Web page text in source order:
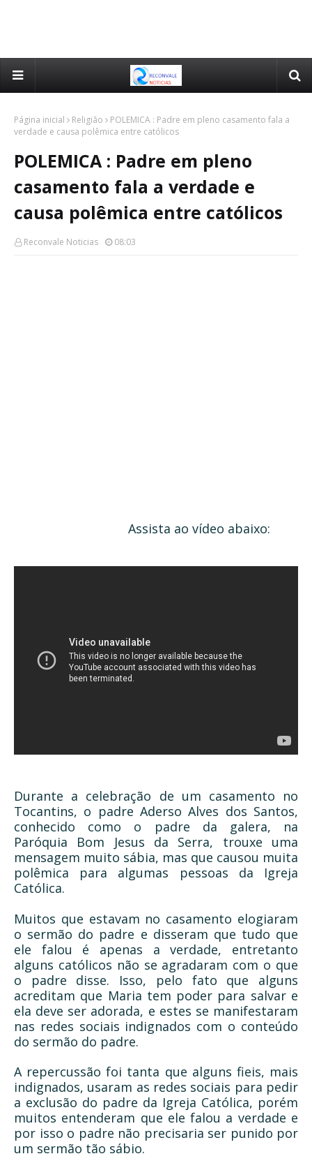
Página inicial Religião
POLEMICA : Padre em pleno casamento fala a
verdade e causa polêmica entre católicos
POLEMICA : Padre em pleno
casamento fala a verdade e
causa polêmica entre católicos
Reconvale Noticias 08:03
Assista ao vídeo abaixo:
Durante a celebração de um casamento no
Tocantins, o padre Aderso Alves dos Santos,
conhecido como o padre da galera, na
Paróquia Bom Jesus da Serra, trouxe uma
mensagem muito sábia, mas que causou muita
polêmica para algumas pessoas da Igreja
Católica.
Muitos que estavam no casamento elogiaram
o sermão do padre e disseram que tudo que
ele falou é apenas a verdade, entretanto
alguns católicos não se agradaram com o que
o padre disse. Isso, pelo fato que alguns
acreditam que Maria tem poder para salvar e
ela deve ser adorada, e estes se manifestaram
nas redes sociais indignados com o conteúdo
do sermão do padre.
A repercussão foi tanta que alguns fieis, mais
indignados, usaram as redes sociais para pedir
a exclusão do padre da Igreja Católica, porém
muitos entenderam que ele falou a verdade e
por isso o padre não precisaria ser punido por
um sermão tão sábio.